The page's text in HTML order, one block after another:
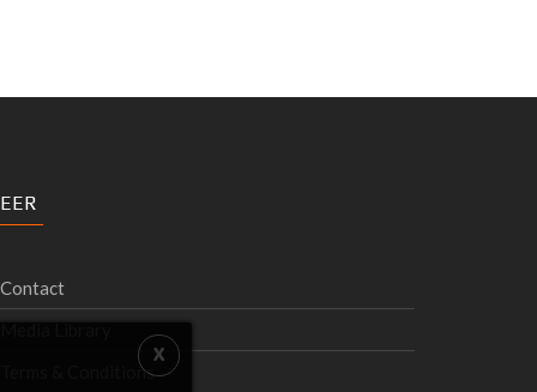
Contact
Terms & Conditions